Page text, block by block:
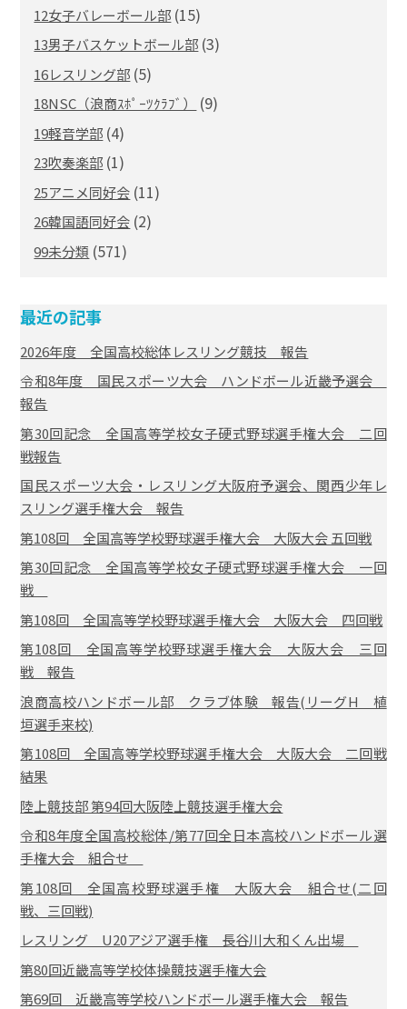
12女子バレーボール部 (15)
13男子バスケットボール部 (3)
16レスリング部 (5)
18NSC（浪商ｽﾎﾟｰﾂｸﾗﾌﾞ） (9)
19軽音学部 (4)
23吹奏楽部 (1)
25アニメ同好会 (11)
26韓国語同好会 (2)
99未分類 (571)
最近の記事
2026年度 全国高校総体レスリング競技 報告
令和8年度 国民スポーツ大会 ハンドボール近畿予選会
報告
第30回記念 全国高等学校女子硬式野球選手権大会 二回
戦報告
国民スポーツ大会・レスリング大阪府予選会、関西少年レ
スリング選手権大会 報告
第108回 全国高等学校野球選手権大会 大阪大会 五回戦
第30回記念 全国高等学校女子硬式野球選手権大会 一回
戦
第108回 全国高等学校野球選手権大会 大阪大会 四回戦
第108回 全国高等学校野球選手権大会 大阪大会 三回
戦 報告
浪商高校ハンドボール部 クラブ体験 報告(リーグH 植
垣選手来校)
第108回 全国高等学校野球選手権大会 大阪大会 二回戦
結果
陸上競技部 第94回大阪陸上競技選手権大会
令和8年度全国高校総体/第77回全日本高校ハンドボール選
手権大会 組合せ
第108回 全国高校野球選手権 大阪大会 組合せ(二回
戦、三回戦)
レスリング U20アジア選手権 長谷川大和くん出場
第80回近畿高等学校体操競技選手権大会
第69回 近畿高等学校ハンドボール選手権大会 報告